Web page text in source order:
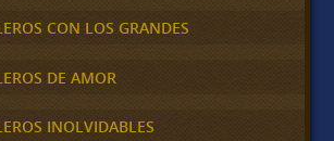
CON LOS GRANDES
DE AMOR
INOLVIDABLES